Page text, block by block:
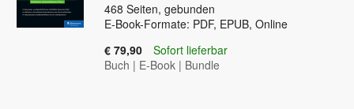
468 Seiten, gebunden
E-Book-Formate: PDF, EPUB, Online
€ 79,90
Sofort lieferbar
Buch | E-Book | Bundle